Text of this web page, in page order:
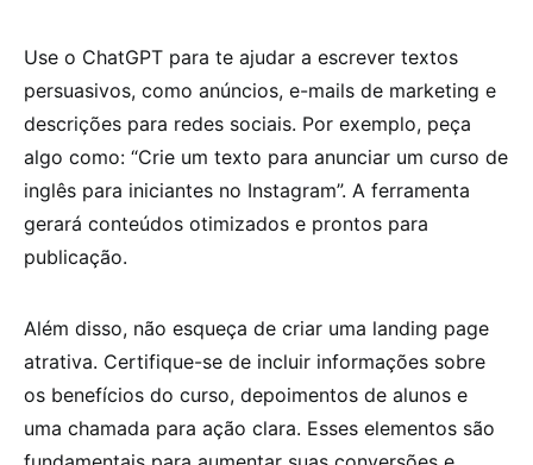
Use o ChatGPT para te ajudar a escrever textos
persuasivos, como anúncios, e-mails de marketing e
descrições para redes sociais. Por exemplo, peça
algo como: “Crie um texto para anunciar um curso de
inglês para iniciantes no Instagram”. A ferramenta
gerará conteúdos otimizados e prontos para
publicação.
Além disso, não esqueça de criar uma landing page
atrativa. Certifique-se de incluir informações sobre
os benefícios do curso, depoimentos de alunos e
uma chamada para ação clara. Esses elementos são